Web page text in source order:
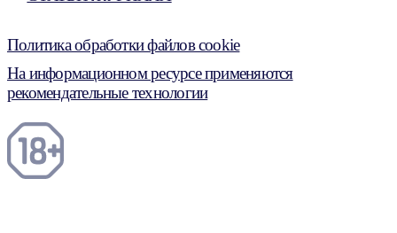
Политика обработки файлов cookie
На информационном ресурсе применяются
рекомендательные технологии